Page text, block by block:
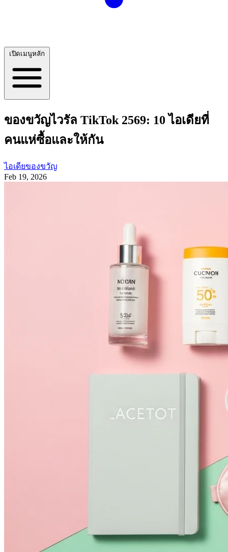
เปิดเมนูหลัก
ของขวัญไวรัล TikTok 2569: 10 ไอเดียที่
คนแห่ซื้อและให้กัน
ไอเดียของขวัญ
Feb 19, 2026